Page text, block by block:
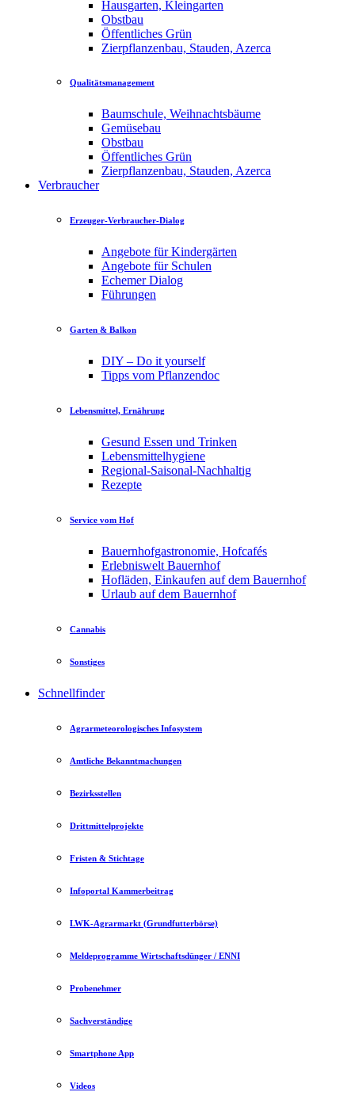
Hausgarten, Kleingarten
Obstbau
Öffentliches Grün
Zierpflanzenbau, Stauden, Azerca
Qualitätsmanagement
Baumschule, Weihnachtsbäume
Gemüsebau
Obstbau
Öffentliches Grün
Zierpflanzenbau, Stauden, Azerca
Verbraucher
Erzeuger-Verbraucher-Dialog
Angebote für Kindergärten
Angebote für Schulen
Echemer Dialog
Führungen
Garten & Balkon
DIY – Do it yourself
Tipps vom Pflanzendoc
Lebensmittel, Ernährung
Gesund Essen und Trinken
Lebensmittelhygiene
Regional-Saisonal-Nachhaltig
Rezepte
Service vom Hof
Bauernhofgastronomie, Hofcafés
Erlebniswelt Bauernhof
Hofläden, Einkaufen auf dem Bauernhof
Urlaub auf dem Bauernhof
Cannabis
Sonstiges
Schnellfinder
Agrarmeteorologisches Infosystem
Amtliche Bekanntmachungen
Bezirksstellen
Drittmittelprojekte
Fristen & Stichtage
Infoportal Kammerbeitrag
LWK-Agrarmarkt (Grundfutterbörse)
Meldeprogramme Wirtschaftsdünger / ENNI
Probenehmer
Sachverständige
Smartphone App
Videos